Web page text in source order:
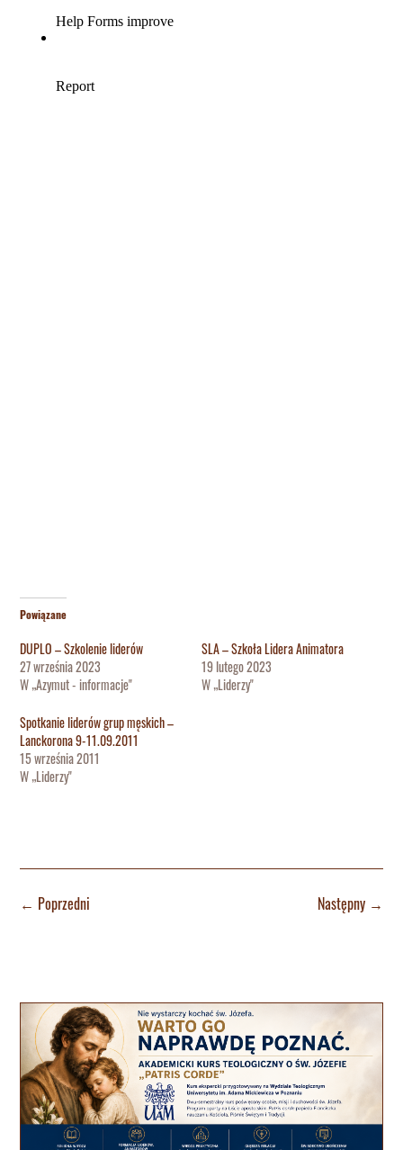
Powiązane
DUPLO – Szkolenie liderów
27 września 2023
W „Azymut - informacje"
SLA – Szkoła Lidera Animatora
19 lutego 2023
W „Liderzy"
Spotkanie liderów grup męskich –
Lanckorona 9-11.09.2011
15 września 2011
W „Liderzy"
← Poprzedni Następny→